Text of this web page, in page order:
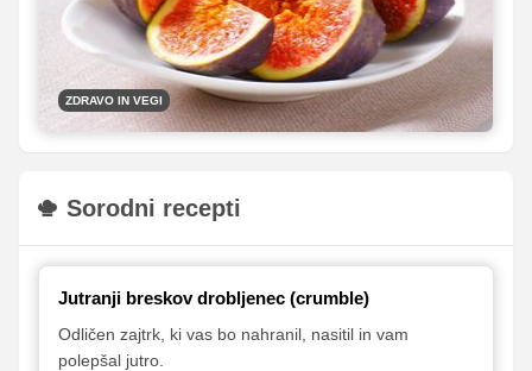
ZDRAVO IN VEGI
Sorodni recepti
Jutranji breskov drobljenec (crumble)
Odličen zajtrk, ki vas bo nahranil, nasitil in vam
polepšal jutro.